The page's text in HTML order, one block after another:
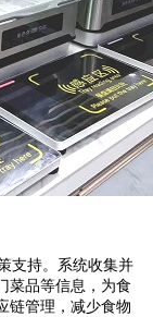
支持。系统收集并
菜品等信息，为食
链管理，减少食物